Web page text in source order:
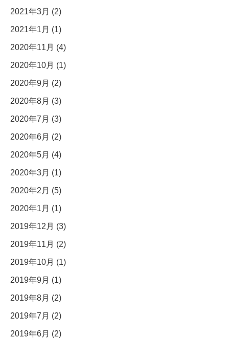
2021年3月 (2)
2021年1月 (1)
2020年11月 (4)
2020年10月 (1)
2020年9月 (2)
2020年8月 (3)
2020年7月 (3)
2020年6月 (2)
2020年5月 (4)
2020年3月 (1)
2020年2月 (5)
2020年1月 (1)
2019年12月 (3)
2019年11月 (2)
2019年10月 (1)
2019年9月 (1)
2019年8月 (2)
2019年7月 (2)
2019年6月 (2)